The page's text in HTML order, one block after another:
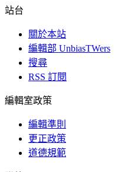
站台
關於本站
編輯部 UnbiasTWers
搜尋
RSS 訂閱
編輯室政策
編輯準則
更正政策
道德規範